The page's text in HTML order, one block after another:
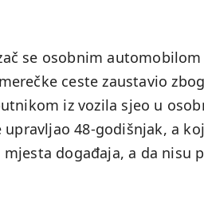
se osobnim
ceste zaustavio
iz vozila sjeo u
48-godišnjak, a
događaja, a da nisu